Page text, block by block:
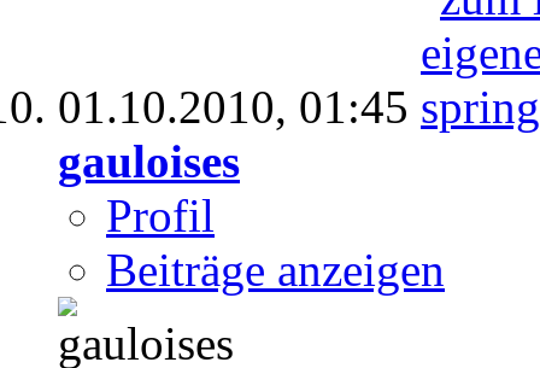
01.10.2010, 01:45
gauloises
Profil
Beiträge anzeigen